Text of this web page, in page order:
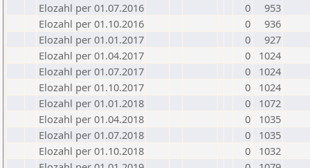
Elozahl per 01.07.2016
0
953
Elozahl per 01.10.2016
0
936
Elozahl per 01.01.2017
0
927
Elozahl per 01.04.2017
0
1024
Elozahl per 01.07.2017
0
1024
Elozahl per 01.10.2017
0
1024
Elozahl per 01.01.2018
0
1072
Elozahl per 01.04.2018
0
1035
Elozahl per 01.07.2018
0
1035
Elozahl per 01.10.2018
0
1032